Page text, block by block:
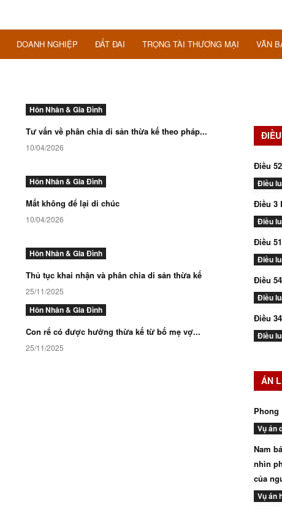
DOANH NGHIỆP ĐẤT ĐAI TRỌNG TÀI THƯƠNG MẠI VĂN
Hôn Nhân & Gia Đình
Tư vấn về phân chia di sản thừa kế theo pháp...
10/04/2026
Hôn Nhân & Gia Đình
Mất không để lại di chúc
10/04/2026
Hôn Nhân & Gia Đình
Thủ tục khai nhận và phân chia di sản thừa kế
25/11/2025
Hôn Nhân & Gia Đình
Con rể có được hưởng thừa kế từ bố mẹ vợ...
25/11/2025
Điều
Điều
Điều 3
Điều
Điều
Điều
Điều
Điều
Điều
Điều
ÁN
Phong
Vụ án
Nam
nhìn
của
Vụ án